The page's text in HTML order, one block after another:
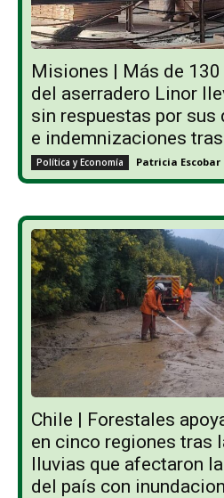
Misiones | Más de
del aserradero Linor
sin respuestas por sus
e indemnizaciones
Política y Economía Patricia Escobar
Chile | Forestales
en cinco regiones tras
lluvias que afectaron
del país con